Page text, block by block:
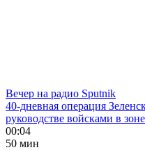
Вечер на радио Sputnik
40-дневная операция
руководстве войсками в
00:04
50 мин